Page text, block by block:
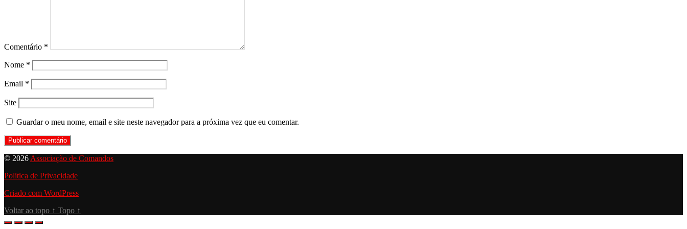
Comentário *
Nome *
Email *
Site
Guardar o meu nome, email e site neste navegador para a próxima vez que eu comentar.
© 2026 Associação de Comandos
Politica de Privacidade
Criado com WordPress
Voltar ao topo ↑ Topo ↑